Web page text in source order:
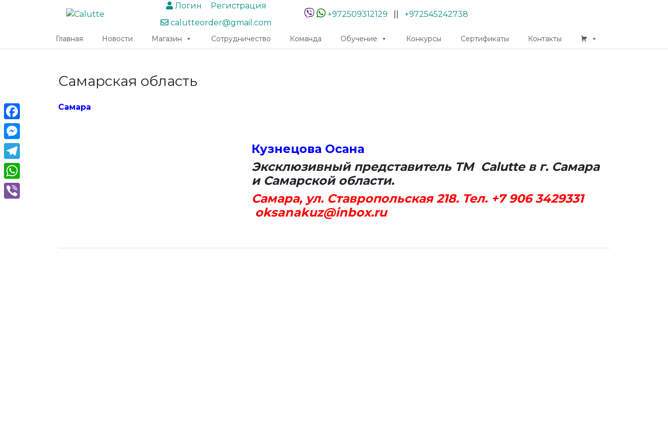
Логин
Регистрация
calutteorder@gmail.com
+972509312129 +972545242738
Главная Новости Магазин Сотрудничество Команда Обучение Конкурсы Сертификаты Контакты
Самарская область
Самара
Кузнецова Осана
Эксклюзивный представитель ТМ Саlutte в г. Самара
и Самарской области.
Самара, ул. Ставропольская 218. Тел. +7 906 3429331
oksanakuz@inbox.ru
Facebook
Messenger
Telegram
WhatsApp